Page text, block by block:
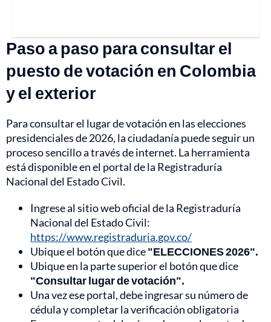
Paso a paso para consultar el
puesto de votación en Colombia
y el exterior
Para consultar el lugar de votación en las elecciones
presidenciales de 2026, la ciudadanía puede seguir un
proceso sencillo a través de internet. La herramienta
está disponible en el portal de la Registraduría
Nacional del Estado Civil.
Ingrese al sitio web oficial de la Registraduría
Nacional del Estado Civil:
https://www.registraduria.gov.co/
Ubique el botón que dice"ELECCIONES 2026".
Ubique en la parte superior el botón que dice
"Consultar lugar de votación".
Una vez ese portal, debe ingresar su número de
cédula y completar la verificación obligatoria